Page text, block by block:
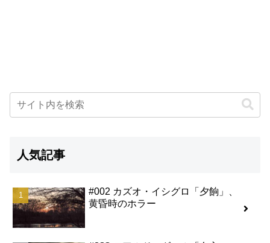
人気記事
#002 カズオ・イシグロ「夕餉」、
黄昏時のホラー